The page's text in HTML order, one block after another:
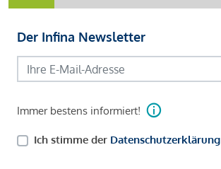
Der Infina Newsletter
Immer bestens informiert!
Ich stimme der Datenschutzerklärung